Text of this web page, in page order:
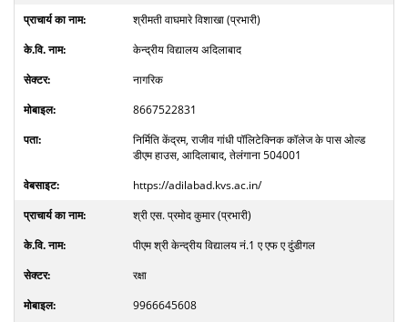
श्रीमती वाघमारे विशाखा (प्रभारी)
केन्द्रीय विद्यालय अदिलाबाद
नागरिक
8667522831
निर्मिति केंद्रम, राजीव गांधी पॉलिटेक्निक कॉलेज के पास ओल्ड
डीएम हाउस, आदिलाबाद, तेलंगाना 504001
https://adilabad.kvs.ac.in/
श्री एस. प्रमोद कुमार (प्रभारी)
पीएम श्री केन्द्रीय विद्यालय नं.1 ए एफ ए दुंडीगल
रक्षा
9966645608